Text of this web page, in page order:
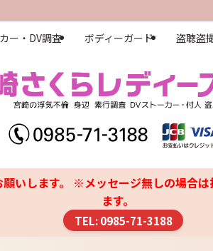
ー・DV調査 ボディーガード 盗聴盗
します。 ※メッセージ無しの場合
ます。
TEL: 0985-71-3188